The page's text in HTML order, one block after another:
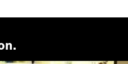
.